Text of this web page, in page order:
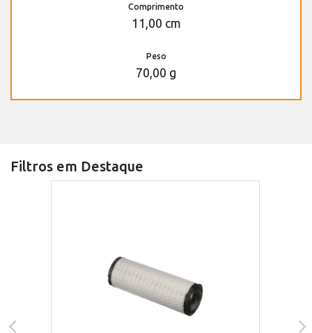
Comprimento
11,00 cm
Peso
70,00 g
Filtros em Destaque